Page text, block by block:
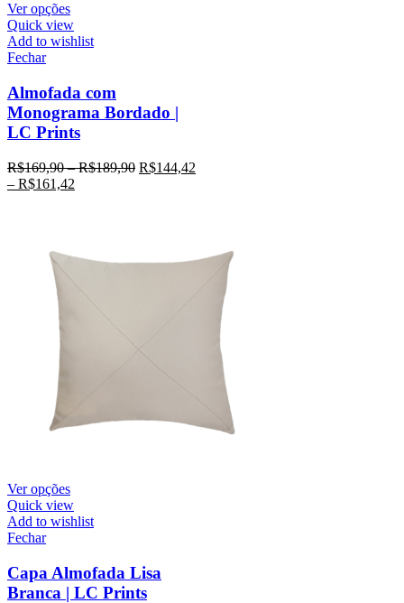
Ver opções
Quick view
Add to wishlist
Fechar
Almofada com
Monograma Bordado |
LC Prints
R$169,90–R$189,90 R$144,42
– R$161,42
Ver opções
Quick view
Add to wishlist
Fechar
Capa Almofada Lisa
Branca | LC Prints